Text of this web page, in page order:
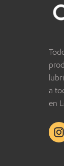
a
en